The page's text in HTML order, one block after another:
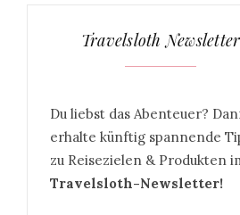
Travelsloth Newsletter
Du liebst das Abenteuer?
erhalte künftig spannende
zu Reisezielen & Produkten
Travelsloth-Newsletter!